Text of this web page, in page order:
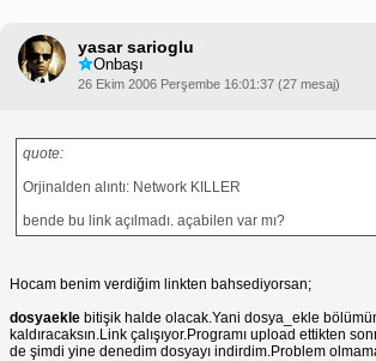
yasar sarioglu
Onbaşı
26 Ekim 2006 Perşembe 16:01:37 (27 mesaj)
quote:
Orjinalden alıntı: Network KILLER
bende bu link açılmadı. açabilen var mı?
Hocam benim verdiğim linkten bahsediyorsan;
dosyaekle bitişik halde olacak.Yani dosya_ekle
kaldıracaksın.Link çalışıyor.Programı upload ettikten
de şimdi yine denedim dosyayı indirdim.Problem